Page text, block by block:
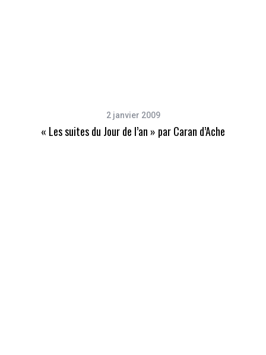
2 janvier 2009
« Les suites du Jour de l’an » par Caran d’Ache